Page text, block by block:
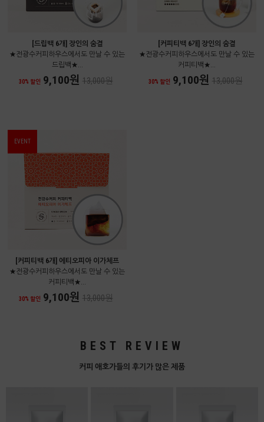
[드립백 6개] 장인의 숨결
★전광수커피하우스에서도 만날 수 있는
드립백★...
30% 할인 9,100원 13,000원
[커피티백 6개] 장인의 숨결
★전광수커피하우스에서도 만날 수 있는
커피티백★...
30% 할인 9,100원 13,000원
EVENT
[커피티백 6개] 에티오피아 이가체프
★전광수커피하우스에서도 만날 수 있는
커피티백★...
30% 할인 9,100원 13,000원
BEST REVIEW
커피 애호가들의 후기가 많은 제품